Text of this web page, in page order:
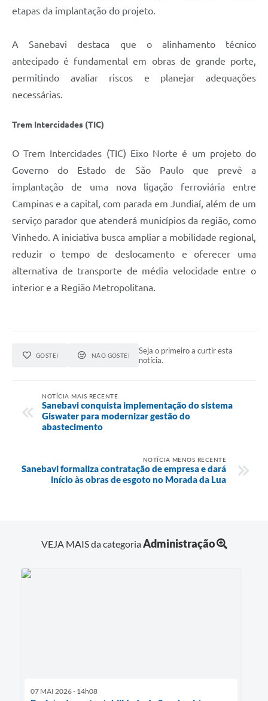
etapas da implantação do projeto.
A Sanebavi destaca que o alinhamento técnico
antecipado é fundamental em obras de grande porte,
permitindo avaliar riscos e planejar adequações
necessárias.
Trem Intercidades (TIC)
O Trem Intercidades (TIC) Eixo Norte é um projeto do
Governo do Estado de São Paulo que prevê a
implantação de uma nova ligação ferroviária entre
Campinas e a capital, com parada em Jundiaí, além de um
serviço parador que atenderá municípios da região, como
Vinhedo. A iniciativa busca ampliar a mobilidade regional,
reduzir o tempo de deslocamento e oferecer uma
alternativa de transporte de média velocidade entre o
interior e a Região Metropolitana.
GOSTEI NÃO GOSTEI
Seja o primeiro a curtir esta
notícia.
NOTÍCIA MAIS RECENTE
Sanebavi conquista implementação do sistema
Giswater para modernizar gestão do
abastecimento
NOTÍCIA MENOS RECENTE
Sanebavi formaliza contratação de empresa e dará
início às obras de esgoto no Morada da Lua
VEJA MAIS da categoriaAdministração
07 MAI 2026 - 14h08